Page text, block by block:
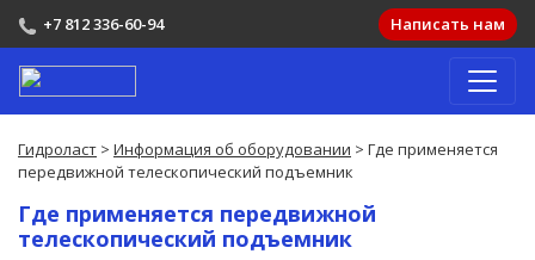
+7 812 336-60-94 Написать нам
Гидроласт > Информация об оборудовании > Где применяется
передвижной телескопический подъемник
Где применяется передвижной
телескопический подъемник